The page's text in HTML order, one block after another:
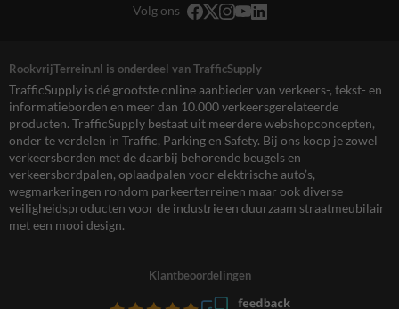
Volg ons
RookvrijTerrein.nl is onderdeel van TrafficSupply
TrafficSupply is dé grootste online aanbieder van verkeers-, tekst- en
informatieborden en meer dan 10.000 verkeersgerelateerde
producten. TrafficSupply bestaat uit meerdere webshopconcepten,
onder te verdelen in Traffic, Parking en Safety. Bij ons koop je zowel
verkeersborden met de daarbij behorende beugels en
verkeersbordpalen, oplaadpalen voor elektrische auto’s,
wegmarkeringen rondom parkeerterreinen maar ook diverse
veiligheidsproducten voor de industrie en duurzaam straatmeubilair
met een mooi design.
Klantbeoordelingen